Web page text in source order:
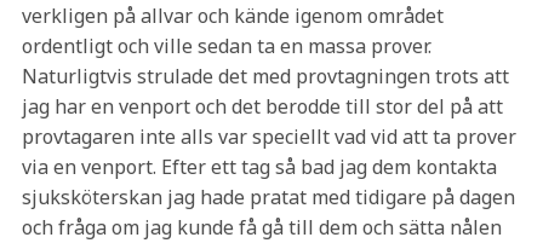
verkligen på allvar och kände igenom området
ordentligt och ville sedan ta en massa prover.
Naturligtvis strulade det med provtagningen trots att
jag har en venport och det berodde till stor del på att
provtagaren inte alls var speciellt vad vid att ta prover
via en venport. Efter ett tag så bad jag dem kontakta
sjuksköterskan jag hade pratat med tidigare på dagen
och fråga om jag kunde få gå till dem och sätta nålen